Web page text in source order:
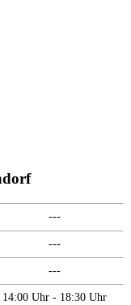
---
---
---
14:00 Uhr - 18:30 Uhr